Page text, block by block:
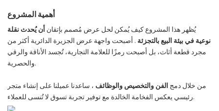
أهمية المشروع
يُظهر هذا المشروع كيف يُمكن لحل عرض مُصمم بإتقان أن يُحدث نقلة
نوعية في بيئة البيع بالتجزئة . أصبحت واجهة عرض الجزيرة الدائرية أكثر من
مجرد قطعة أثاث، بل أصبحت رمزًا للعلامة التجارية، تُجسد الأناقة والرقي
والحصرية.
من خلال دمج الفن والتخصيص والوظائف ، ساعدنا عميلنا على إنشاء متجر
رئيسي يعكس الفخامة الخالدة مع توفير تجربة تسوق لا تُنسى للعملاء.